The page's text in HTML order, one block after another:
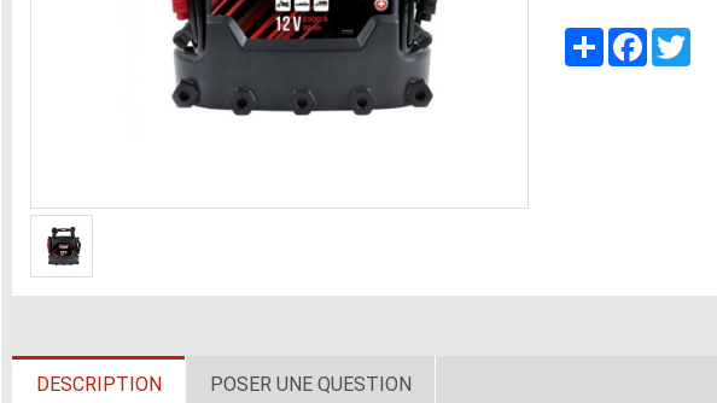
PartagerFacebook
DESCRIPTION POSER UNE QUESTION